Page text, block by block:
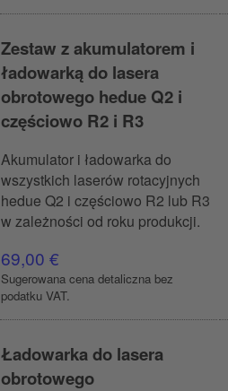
Zestaw z akumulatorem i
ładowarką do lasera
obrotowego hedue Q2 i
częściowo R2 i R3
Akumulator i ładowarka do
wszystkich laserów rotacyjnych
hedue Q2 i częściowo R2 lub R3
w zależności od roku produkcji.
69,00 €
Sugerowana cena detaliczna bez
podatku VAT.
Ładowarka do lasera
obrotowego